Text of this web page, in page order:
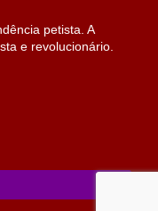
petista. A
e revolucionário.